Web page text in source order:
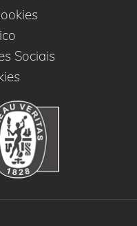
Sociais